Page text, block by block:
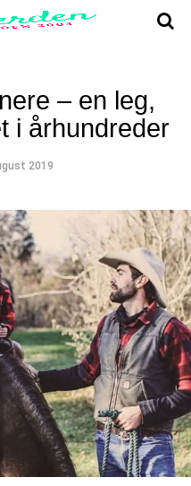
– en leg,
i århundreder
2019